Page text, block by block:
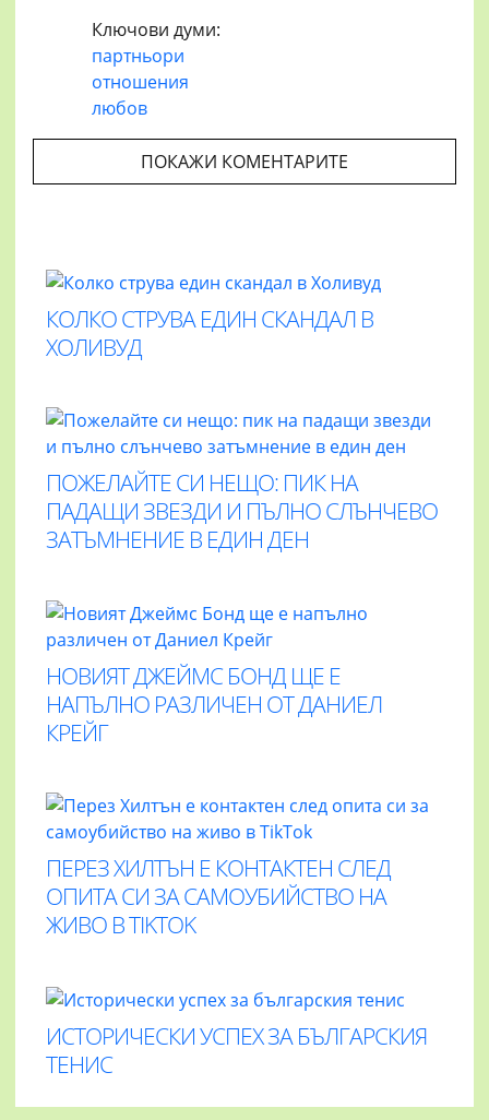
Ключови думи:
партньори
отношения
любов
ПОКАЖИ КОМЕНТАРИТЕ
КОЛКО СТРУВА ЕДИН СКАНДАЛ В
ХОЛИВУД
ПОЖЕЛАЙТЕ СИ НЕЩО: ПИК НА
ПАДАЩИ ЗВЕЗДИ И ПЪЛНО СЛЪНЧЕВО
ЗАТЪМНЕНИЕ В ЕДИН ДЕН
НОВИЯТ ДЖЕЙМС БОНД ЩЕ Е
НАПЪЛНО РАЗЛИЧЕН ОТ ДАНИЕЛ
КРЕЙГ
ПЕРЕЗ ХИЛТЪН Е КОНТАКТЕН СЛЕД
ОПИТА СИ ЗА САМОУБИЙСТВО НА
ЖИВО В TIKTOK
ИСТОРИЧЕСКИ УСПЕХ ЗА БЪЛГАРСКИЯ
ТЕНИС